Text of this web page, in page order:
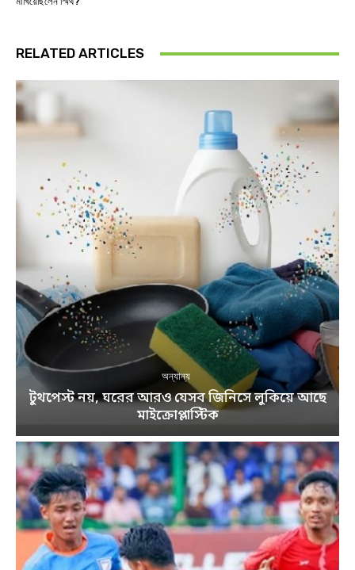
RELATED ARTICLES
অন্যান্য
টুথপেস্ট নয়, ঘরের আরও যেসব জিনিসে লুকিয়ে আছে
মাইক্রোপ্লাস্টিক